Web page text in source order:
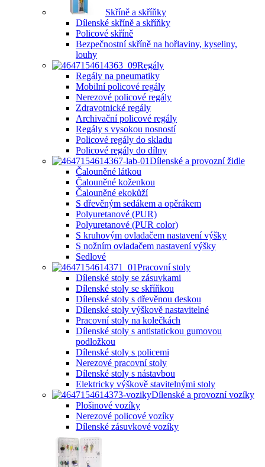
Skříně a skříňky
Dílenské skříně a skříňky
Policové skříně
Bezpečnostní skříně na hořlaviny, kyseliny,
louhy
Regály
Regály na pneumatiky
Mobilní policové regály
Nerezové policové regály
Zdravotnické regály
Archivační policové regály
Regály s vysokou nosností
Policové regály do skladu
Policové regály do dílny
Dílenské a provozní židle
Čalouněné látkou
Čalouněné koženkou
Čalouněné ekokůží
S dřevěným sedákem a opěrákem
Polyuretanové (PUR)
Polyuretanové (PUR color)
S kruhovým ovladačem nastavení výšky
S nožním ovladačem nastavení výšky
Sedlové
Pracovní stoly
Dílenské stoly se zásuvkami
Dílenské stoly se skříňkou
Dílenské stoly s dřevěnou deskou
Dílenské stoly výškově nastavitelné
Pracovní stoly na kolečkách
Dílenské stoly s antistatickou gumovou
podložkou
Dílenské stoly s policemi
Nerezové pracovní stoly
Dílenské stoly s nástavbou
Elektricky výškově stavitelnými stoly
Dílenské a provozní vozíky
Plošinové vozíky
Nerezové policové vozíky
Dílenské zásuvkové vozíky